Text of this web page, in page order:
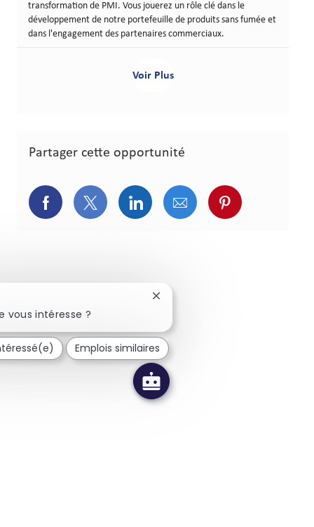
transformation de PMI. Vous jouerez un rôle clé dans le
développement de notre portefeuille de produits sans fumée et
dans l'engagement des partenaires commerciaux.
Voir Plus
Partager cette opportunité
Partager via Facebook
Partager via Twitter
Partager via LinkedIn
Partager via courriel
Partager via
vous intéresse ?
Fermer la notification du
Emplois similaires